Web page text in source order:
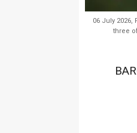
06 July
three